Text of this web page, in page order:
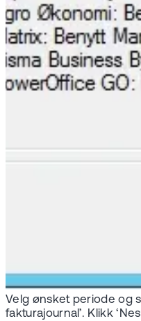
Velg ønsket periode og
fakturajournal’. Klikk